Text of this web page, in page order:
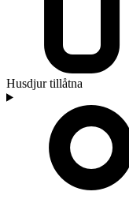
Husdjur tillåtna